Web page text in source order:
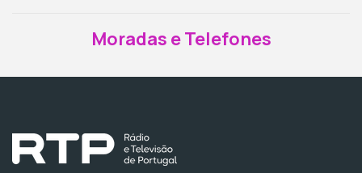
Moradas e Telefones